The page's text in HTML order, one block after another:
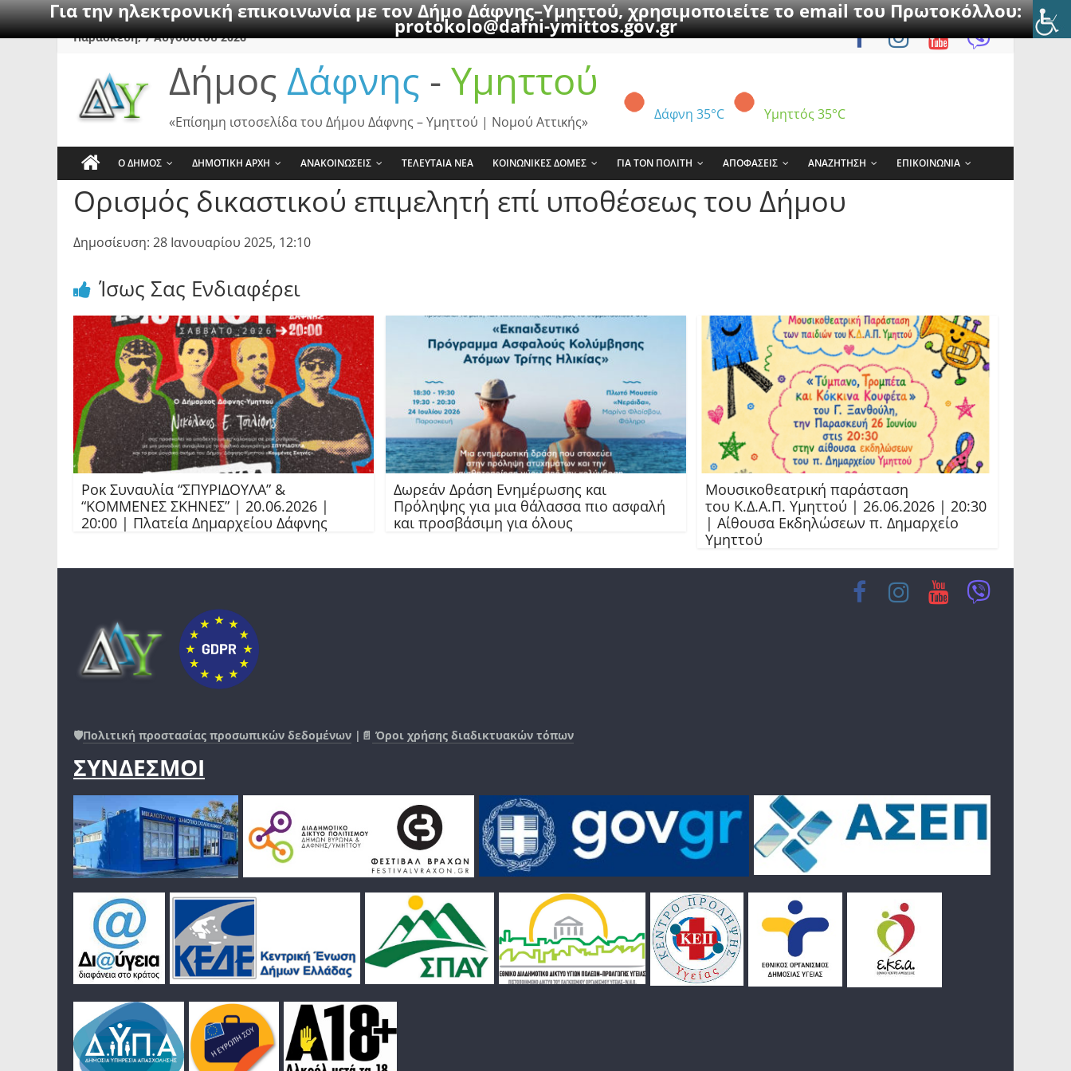
Για την ηλεκτρονική επικοινωνία με τον Δήμο Δάφνης–Υμηττού, χρησιμοποιείτε το email του Πρωτοκόλλου:
protokolo@dafni-ymittos.gov.gr
SkipΠαρασκευή, 7 Αυγούστου 2026
Δήμος Δάφνης - Υμηττού
Δάφνη 35°C Υμηττός 35°C
«Επίσημη ιστοσελίδα του Δήμου Δάφνης – Υμηττού | Νομού Αττικής»
Ο ΔΗΜΟΣ ΔΗΜΟΤΙΚΗ ΑΡΧΗ ΑΝΑΚΟΙΝΩΣΕΙΣ ΤΕΛΕΥΤΑΙΑ ΝΕΑ ΚΟΙΝΩΝΙΚΕΣ ΔΟΜΕΣ ΓΙΑ ΤΟΝ ΠΟΛΙΤΗ ΑΠΟΦΑΣΕΙΣ ΑΝΑΖΗΤΗΣΗ ΕΠΙΚΟΙΝΩΝΙΑ
Ορισμός δικαστικού επιμελητή επί υποθέσεως του Δήμου
Δημοσίευση: 28 Ιανουαρίου 2025, 12:10
Ίσως Σας Ενδιαφέρει
Ροκ Συναυλία “ΣΠΥΡΙΔΟΥΛΑ” &
“ΚΟΜΜΕΝΕΣ ΣΚΗΝΕΣ” | 20.06.2026 |
20:00 | Πλατεία Δημαρχείου Δάφνης
Δωρεάν Δράση Ενημέρωσης και
Πρόληψης για μια θάλασσα πιο ασφαλή
και προσβάσιμη για όλους
Μουσικοθεατρική παράσταση
του Κ.Δ.Α.Π. Υμηττού | 26.06.2026 | 20:30
| Αίθουσα Εκδηλώσεων π. Δημαρχείο
Υμηττού
🛡️Πολιτική προστασίας προσωπικών δεδομένων |📄 Όροι χρήσης διαδικτυακών τόπων
ΣΥΝΔΕΣΜΟΙ